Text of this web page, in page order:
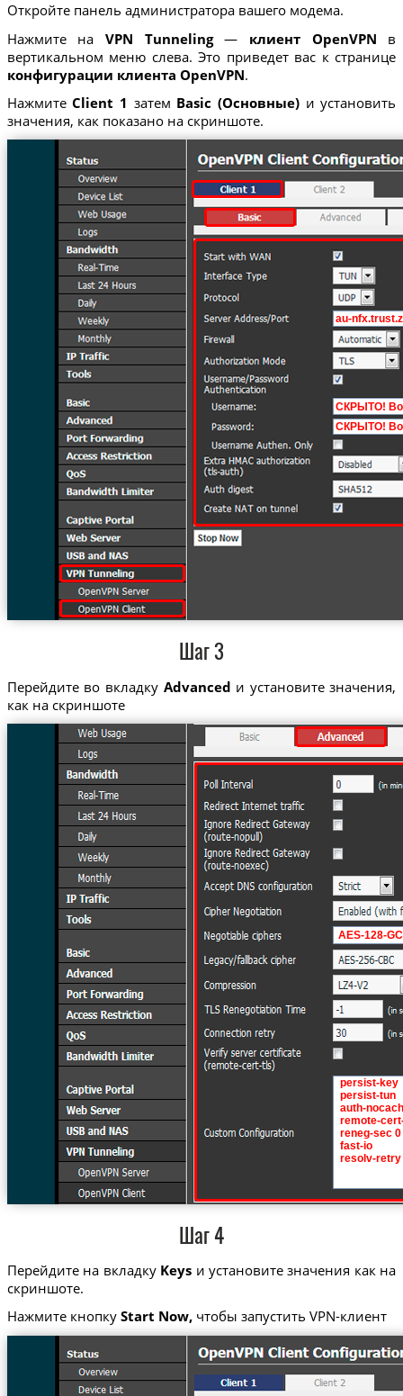
Откройте панель администратора вашего модема.
Нажмите на VPN Tunneling— клиент OpenVPN в
вертикальном меню слева. Это приведет вас к странице
конфигурации клиента OpenVPN.
НажмитеClient 1 затем Basic (Основные) и установить
значения, как показано на скриншоте.
Шаг 3
Перейдите во вкладку Advanced и установите значения,
как на скриншоте
Шаг 4
Перейдите на вкладку Keys и установите значения как на
скриншоте.
Нажмите кнопку Start Now,чтобы запустить VPN-клиент